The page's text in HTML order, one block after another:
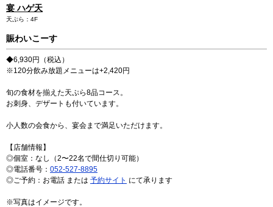
施設案内
ビル・コンセプト
その他オフィス
Q＆A（よくあるご質問）
お問い合わせ
会員利用規約
取材・プレスリリース
店舗スタッフ募集
よくあるご質問
日本語
宴 ハゲ天
天ぷら：4F
賑わいこーす
◆6,930円（税込）
※120分飲み放題メニューは+2,420円
旬の食材を揃えた天ぷら8品コース。
お刺身、デザートも付いています。
小人数の会食から、宴会まで満足いただけます。
【店舗情報】
◎個室：なし（2〜22名で間仕切り可能）
◎電話番号： 052-527-8895
◎ご予約：お電話 または 予約サイト にて承ります
※写真はイメージです。